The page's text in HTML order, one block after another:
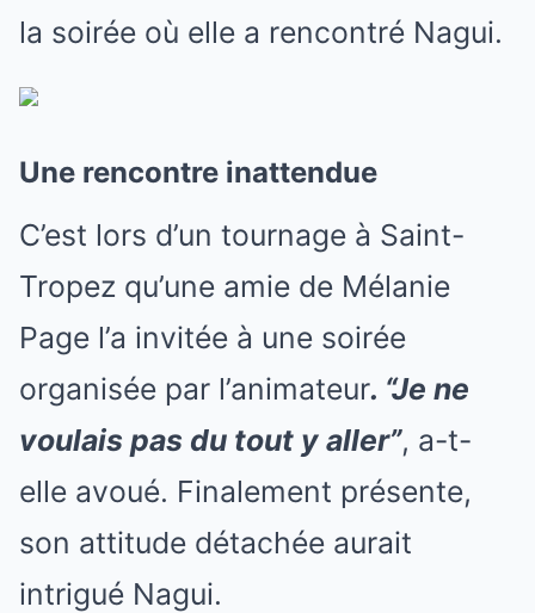
la soirée où elle a rencontré Nagui.
Une rencontre inattendue
C’est lors d’un tournage à Saint-
Tropez qu’une amie de Mélanie
Page l’a invitée à une soirée
organisée par l’animateur. “Je ne
voulais pas du tout y aller”, a-t-
elle avoué. Finalement présente,
son attitude détachée aurait
intrigué Nagui.